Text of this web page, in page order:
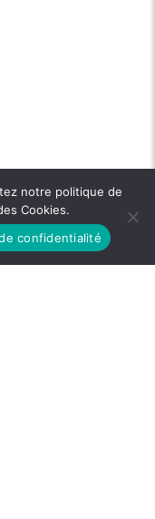
notre politique de
Cookies.
confidentialité